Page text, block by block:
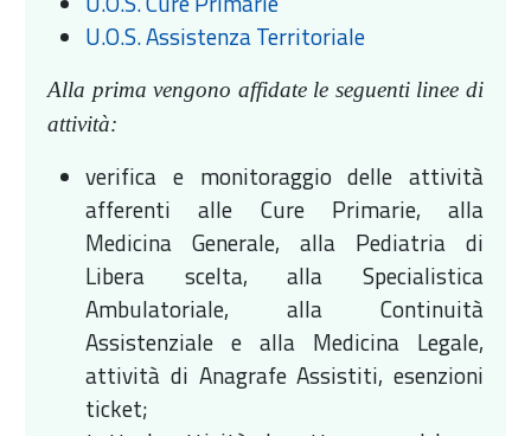
U.O.S. Assistenza Territoriale
Alla prima vengono affidate le seguenti linee di
attività:
verifica e monitoraggio delle attività
afferenti alle Cure Primarie, alla
Medicina Generale, alla Pediatria di
Libera scelta, alla Specialistica
Ambulatoriale, alla Continuità
Assistenziale e alla Medicina Legale,
attività di Anagrafe Assistiti, esenzioni
ticket;